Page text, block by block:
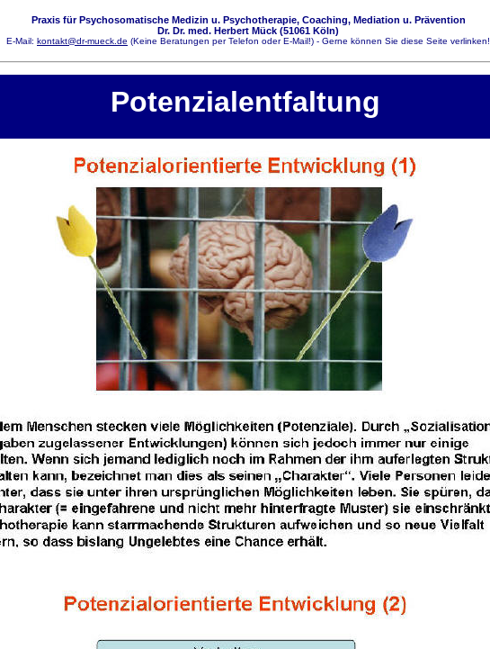
Praxis für Psychosomatische Medizin u. Psychotherapie, Coaching, Mediation u. Prävention
Dr. Dr. med. Herbert Mück (51061 Köln)
E-Mail: kontakt@dr-mueck.de (Keine Beratungen per Telefon oder E-Mail!) - Gerne können Sie diese Seite verlinken!
Potenzialentfaltung